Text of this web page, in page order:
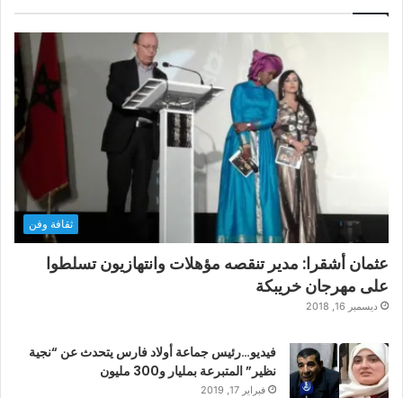
ثقافة وفن
عثمان أشقرا: مدير تنقصه مؤهلات وانتهازيون تسلطوا
على مهرجان خريبكة
ديسمبر 16, 2018
فيديو…رئيس جماعة أولاد فارس يتحدث عن “نجية
نظير” المتبرعة بمليار و300 مليون
فبراير 17, 2019